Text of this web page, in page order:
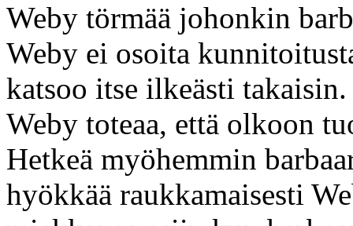
Weby törmää johonkin
Weby ei osoita
katsoo itse ilkeästi
Weby toteaa, että olkoon
Hetkeä myöhemmin
hyökkää raukkamaisesti